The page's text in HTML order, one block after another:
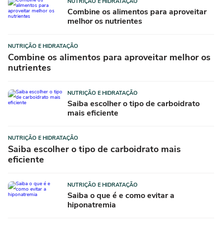
Combine os alimentos para aproveitar
melhor os nutrientes
NUTRIÇÃO E HIDRATAÇÃO
Combine os alimentos para aproveitar melhor os
nutrientes
NUTRIÇÃO E HIDRATAÇÃO
Saiba escolher o tipo de carboidrato
mais eficiente
NUTRIÇÃO E HIDRATAÇÃO
Saiba escolher o tipo de carboidrato mais
eficiente
NUTRIÇÃO E HIDRATAÇÃO
Saiba o que é e como evitar a
hiponatremia